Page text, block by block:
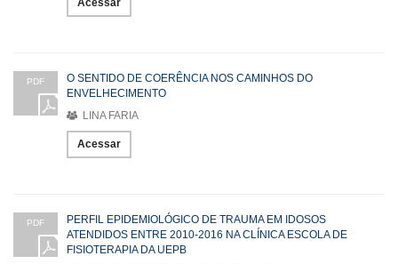
Acessar
PDF
O SENTIDO DE COERÊNCIA NOS CAMINHOS DO
ENVELHECIMENTO
LINA FARIA
Acessar
PDF
PERFIL EPIDEMIOLÓGICO DE TRAUMA EM IDOSOS
ATENDIDOS ENTRE 2010-2016 NA CLÍNICA ESCOLA DE
FISIOTERAPIA DA UEPB